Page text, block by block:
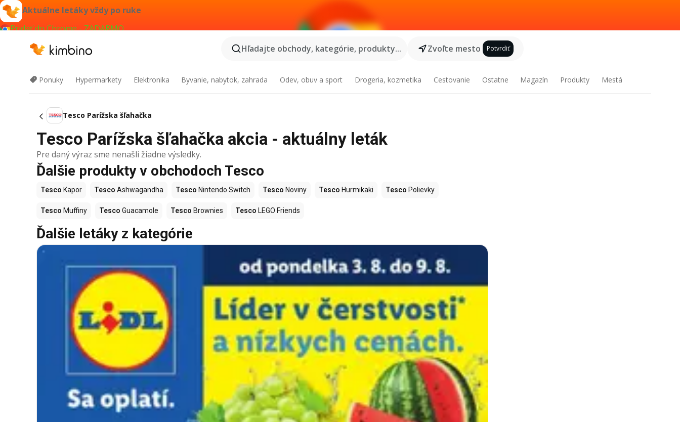
Aktuálne letáky vždy po ruke
Pridať do Chrome - ZADARMO
Hľadajte obchody, kategórie, produkty...
Zvoľte mesto Potvrdiť
Ponuky Hypermarkety Elektronika Byvanie, nabytok, zahrada Odev, obuv a sport Drogeria, kozmetika Cestovanie Ostatne Magazín Produkty Mestá
Tesco Parížska šľahačka
Tesco Parížska šľahačka akcia - aktuálny leták
Pre daný výraz sme nenašli žiadne výsledky.
Ďalšie produkty v obchodoch Tesco
Tesco Kapor Tesco Ashwagandha Tesco Nintendo Switch Tesco Noviny Tesco Hurmikaki Tesco Polievky
Tesco Muffiny Tesco Guacamole Tesco Brownies Tesco LEGO Friends
Ďalšie letáky z kategórie